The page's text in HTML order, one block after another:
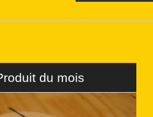
Produit du mois